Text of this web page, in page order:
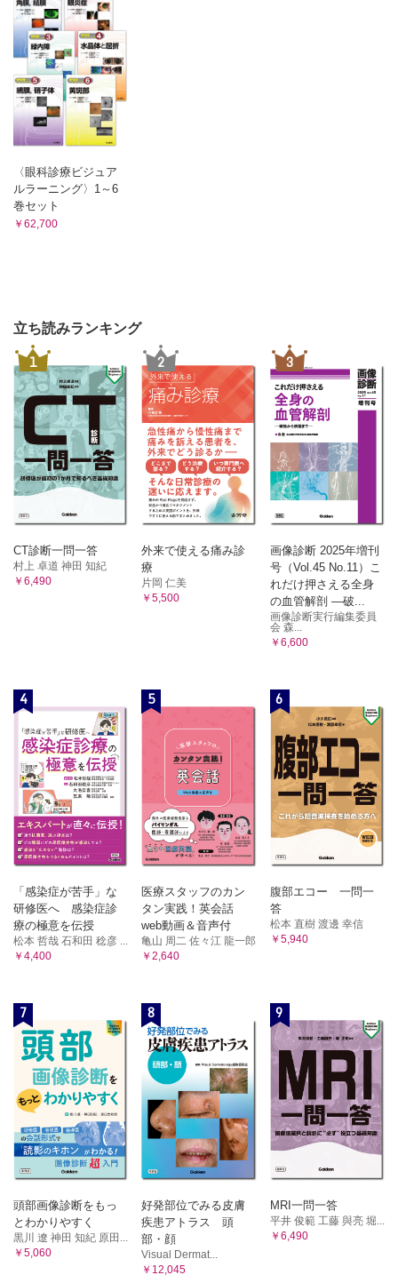
〈眼科診療ビジュア
ルラーニング〉1～6
巻セット
￥62,700
立ち読みランキング
1
CT診断一問一答
村上 卓道 神田 知紀
￥6,490
2
外来で使える痛み診
療
片岡 仁美
￥5,500
3
画像診断 2025年増刊
号（Vol.45 No.11）こ
れだけ押さえる全身
の血管解剖 ―破...
画像診断実行編集委員
会 森...
￥6,600
4
「感染症が苦手」な
研修医へ 感染症診
療の極意を伝授
松本 哲哉 石和田 稔彦 ...
￥4,400
5
医療スタッフのカン
タン実践！英会話
web動画＆音声付
亀山 周二 佐々江 龍一郎
￥2,640
6
腹部エコー 一問一
答
松本 直樹 渡邊 幸信
￥5,940
7
頭部画像診断をもっ
とわかりやすく
黒川 遼 神田 知紀 原田...
￥5,060
8
好発部位でみる皮膚
疾患アトラス 頭
部・顔
Visual Dermat...
￥12,045
9
MRI一問一答
平井 俊範 工藤 與亮 堀...
￥6,490